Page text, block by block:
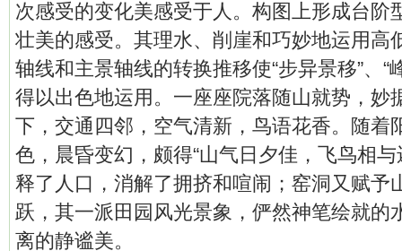
次感受的变化美感受于人。构图上形成台阶
壮美的感受。其理水、削崖和巧妙地运用高
轴线和主景轴线的转换推移使“步异景移”、“
得以出色地运用。一座座院落随山就势，妙
下，交通四邻，空气清新，鸟语花香。随着
色，晨昏变幻，颇得“山气日夕佳，飞鸟相
释了人口，消解了拥挤和喧闹；窑洞又赋予
跃，其一派田园风光景象，俨然神笔绘就的
离的静谧美。